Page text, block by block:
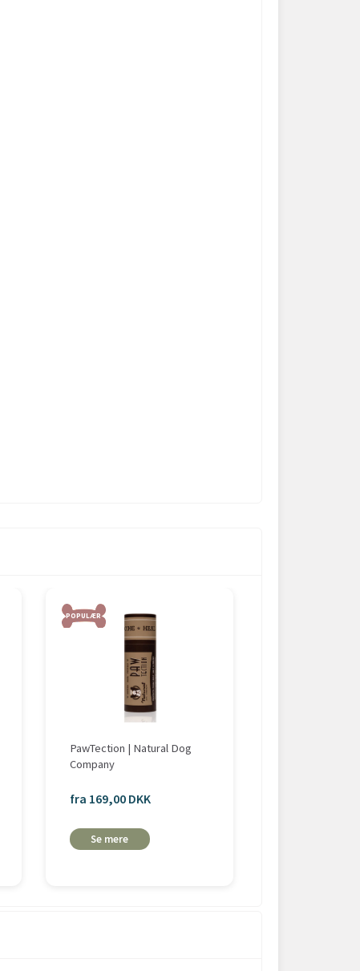
POPULÆR
PawTection | Natural Dog
Company
fra 169,00 DKK
Se mere